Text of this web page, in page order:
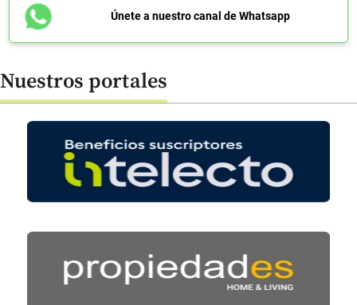
Únete a nuestro canal de Whatsapp
Nuestros portales